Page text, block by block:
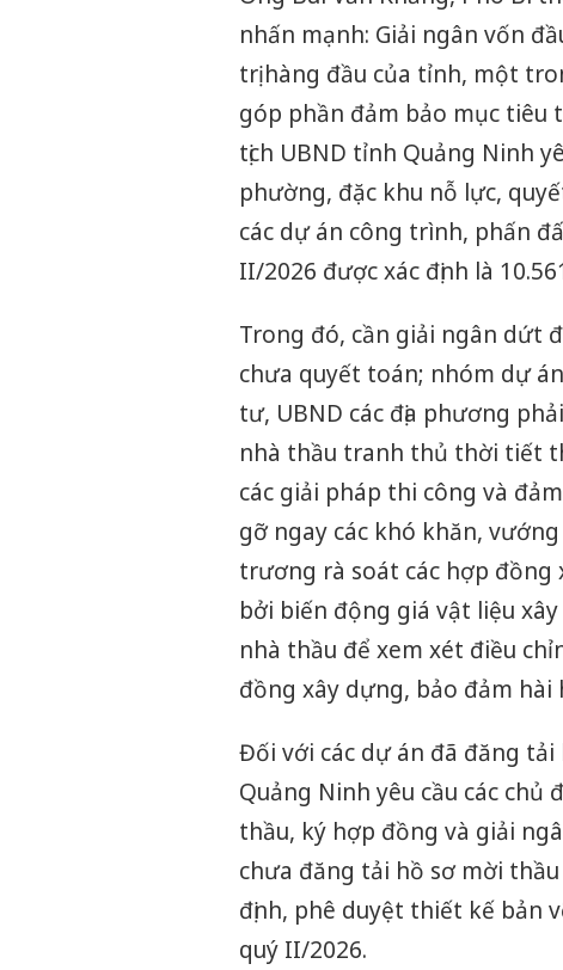
nhấn mạnh: Giải ngân vốn
trị hàng đầu của tỉnh, một
góp phần đảm bảo mục tiêu
tịch UBND tỉnh Quảng Ninh
phường, đặc khu nỗ lực,
các dự án công trình, phấn
II/2026 được xác định là
Trong đó, cần giải ngân dứt
chưa quyết toán; nhóm dự
tư, UBND các địa phương
nhà thầu tranh thủ thời tiết
các giải pháp thi công và
gỡ ngay các khó khăn,
trương rà soát các hợp đồng
bởi biến động giá vật liệu
nhà thầu để xem xét điều
đồng xây dựng, bảo đảm
Đối với các dự án đã đăng tải
Quảng Ninh yêu cầu các
thầu, ký hợp đồng và giải
chưa đăng tải hồ sơ mời
định, phê duyệt thiết kế bản
quý II/2026.